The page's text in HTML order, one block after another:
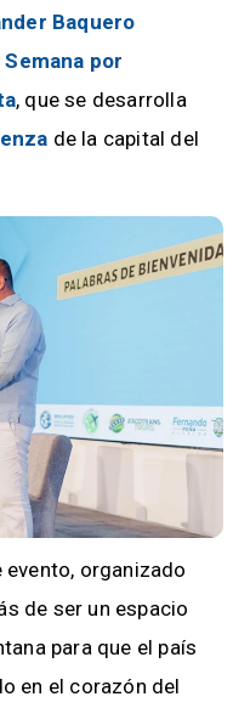
Baquero
Semana por
, que se desarrolla
de la capital del
organizado
de ser un espacio
para que el país
en el corazón del